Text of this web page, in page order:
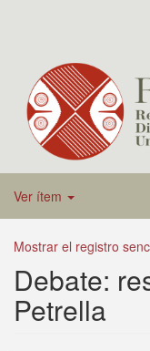
Ver ítem
Mostrar el registro
Debate:
Petrella